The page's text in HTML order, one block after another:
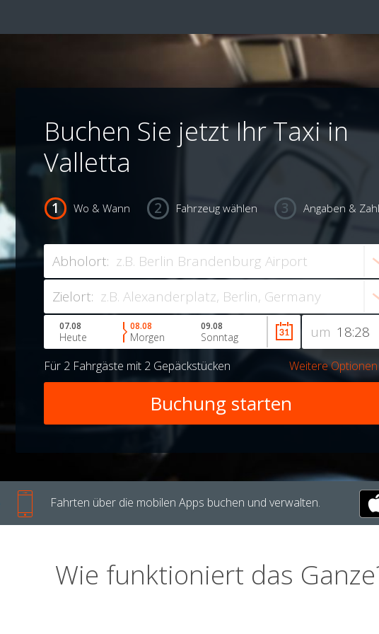
Buchen Sie jetzt Ihr Taxi in
Valletta
Wo & Wann Fahrzeug wählen Angaben &
Abholort:
Zielort:
um
07.08
Heute
08.08
Morgen
09.08
Sonntag
Für 2 Fahrgäste mit 2 Gepäckstücken Weitere Optionen
Fahrten über die mobilen Apps buchen und verwalten.
Wie funktioniert das